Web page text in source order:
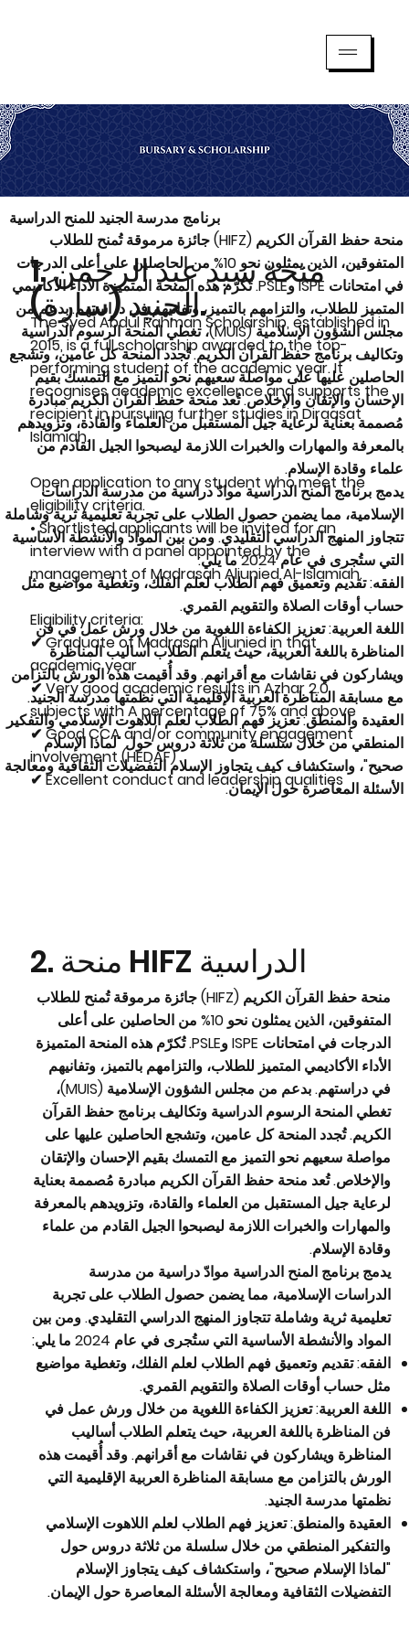
برنامج مدرسة الجنيد للمنح الدراسية
1. منحة سيد عبد الرحمن
الجنيد (سارة).
The Syed Abdul Rahman Scholarship, established in
2015, is a full scholarship awarded to the top-
performing student of the academic year. It
recognises academic excellence and supports the
recipient in pursuing further studies in Diraasat
Islamiah.
Open application to any student who meet the
eligibility criteria.
• Shortlisted applicants will be invited for an
interview with a panel appointed by the
management of Madrasah Aljunied Al-Islamiah.
Eligibility criteria:
✔ Graduate of Madrasah Aljunied in that
academic year
✔ Very good academic results in Azhar 2.0
subjects with A percentage of 75% and above
✔ Good CCA and/or community engagement
involvement (HEDAF)
✔ Excellent conduct and leadership qualities
منحة حفظ القرآن الكريم (HIFZ)
جائزة مرموقة تُمنح للطلاب
المتفوقين، الذين يمثلون نحو 10% من الحاصلين على أعلى
الدرجات في امتحانات ISPE وPSLE. تُكرّم هذه المنحة المتميزة
الأداء الأكاديمي المتميز للطلاب، والتزامهم بالتميز، وتفانيهم
في دراستهم. بدعم من مجلس الشؤون الإسلامية (MUIS)،
تغطي المنحة الرسوم الدراسية وتكاليف برنامج حفظ القرآن
الكريم. تُجدد المنحة كل عامين، وتشجع الحاصلين عليها على
مواصلة سعيهم نحو التميز مع التمسك بقيم الإحسان والإتقان
والإخلاص. تُعد منحة حفظ القرآن الكريم مبادرة مُصممة بعناية
لرعاية جيل المستقبل من العلماء والقادة، وتزويدهم بالمعرفة
والمهارات والخبرات اللازمة ليصبحوا الجيل القادم من علماء
وقادة الإسلام.
يدمج برنامج المنح الدراسية موادّ دراسية من مدرسة
الدراسات الإسلامية، مما يضمن حصول الطلاب على تجربة
تعليمية ثرية وشاملة تتجاوز المنهج الدراسي التقليدي. ومن بين
المواد والأنشطة الأساسية التي ستُجرى في عام 2024 ما يلي:
الفقه: تقديم وتعميق فهم الطلاب لعلم الفلك، وتغطية مواضيع
مثل حساب أوقات الصلاة والتقويم القمري.
اللغة العربية: تعزيز الكفاءة اللغوية من خلال ورش عمل في
فن المناظرة باللغة العربية، حيث يتعلم الطلاب أساليب
المناظرة ويشاركون في نقاشات مع أقرانهم. وقد أُقيمت هذه
الورش بالتزامن مع مسابقة المناظرة العربية الإقليمية التي
نظمتها مدرسة الجنيد.
العقيدة والمنطق: تعزيز فهم الطلاب لعلم اللاهوت الإسلامي
والتفكير المنطقي من خلال سلسلة من ثلاثة دروس حول
"لماذا الإسلام صحيح"، واستكشاف كيف يتجاوز الإسلام
التفضيلات الثقافية ومعالجة الأسئلة المعاصرة حول الإيمان.
2. منحة HIFZ الدراسية
منحة حفظ القرآن الكريم (HIFZ)
جائزة مرموقة تُمنح للطلاب
المتفوقين، الذين يمثلون نحو 10% من الحاصلين على أعلى الدرجات
في امتحانات ISPE وPSLE. تُكرّم هذه المنحة المتميزة الأداء الأكاديمي
المتميز للطلاب، والتزامهم بالتميز، وتفانيهم في دراستهم. بدعم من
مجلس الشؤون الإسلامية (MUIS)، تغطي المنحة الرسوم الدراسية
وتكاليف برنامج حفظ القرآن الكريم. تُجدد المنحة كل عامين، وتشجع
الحاصلين عليها على مواصلة سعيهم نحو التميز مع التمسك بقيم
الإحسان والإتقان والإخلاص. تُعد منحة حفظ القرآن الكريم مبادرة
مُصممة بعناية لرعاية جيل المستقبل من العلماء والقادة، وتزويدهم
بالمعرفة والمهارات والخبرات اللازمة ليصبحوا الجيل القادم من
علماء وقادة الإسلام.
يدمج برنامج المنح الدراسية موادّ دراسية من مدرسة الدراسات
الإسلامية، مما يضمن حصول الطلاب على تجربة تعليمية ثرية وشاملة
تتجاوز المنهج الدراسي التقليدي. ومن بين المواد والأنشطة الأساسية
التي ستُجرى في عام 2024 ما يلي:
الفقه: تقديم وتعميق فهم الطلاب لعلم الفلك، وتغطية مواضيع مثل
حساب أوقات الصلاة والتقويم القمري.
اللغة العربية: تعزيز الكفاءة اللغوية من خلال ورش عمل في فن
المناظرة باللغة العربية، حيث يتعلم الطلاب أساليب المناظرة
ويشاركون في نقاشات مع أقرانهم. وقد أُقيمت هذه الورش بالتزامن
مع مسابقة المناظرة العربية الإقليمية التي نظمتها مدرسة الجنيد.
العقيدة والمنطق: تعزيز فهم الطلاب لعلم اللاهوت الإسلامي والتفكير
المنطقي من خلال سلسلة من ثلاثة دروس حول "لماذا الإسلام
صحيح"، واستكشاف كيف يتجاوز الإسلام التفضيلات الثقافية ومعالجة
الأسئلة المعاصرة حول الإيمان.